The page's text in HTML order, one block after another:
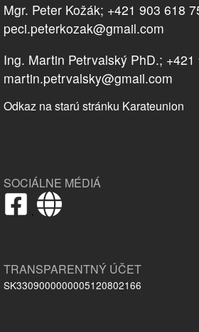
Mgr. Peter Kožák; +421 903 618
peci.peterkozak@gmail.com
Ing. Martin Petrvalský PhD.;
martin.petrvalsky@gmail.com
Odkaz na starú stránku Karateunion
SOCIÁLNE MÉDIÁ
,
TRANSPARENTNÝ ÚČET
SK3309000000005120802166